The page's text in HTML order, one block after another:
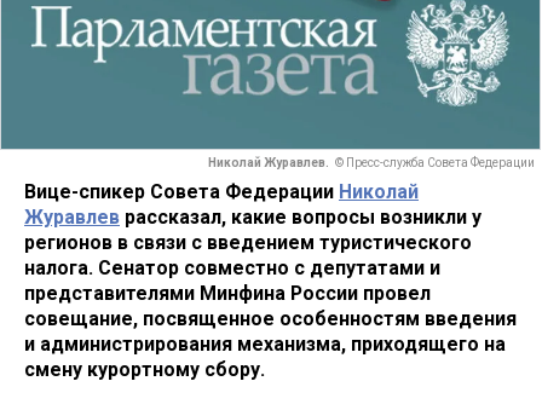
Николай Журавлев. © Пресс-служба Совета Федерации
Вице-спикер Совета Федерации Николай
Журавлев рассказал, какие вопросы возникли у
регионов в связи с введением туристического
налога. Сенатор совместно с депутатами и
представителями Минфина России провел
совещание, посвященное особенностям введения
и администрирования механизма, приходящего на
смену курортному сбору.